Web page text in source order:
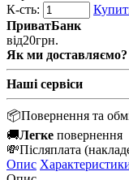
К-сть:
ПриватБанк
від20грн.
Як ми доставляємо?
Наші сервіси
📦Повернення та
🚚Легке повернення
💸Післяплата
Опис